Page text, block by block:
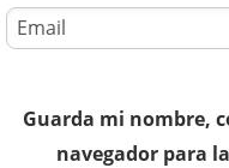
Guarda mi nombre,
navegador para